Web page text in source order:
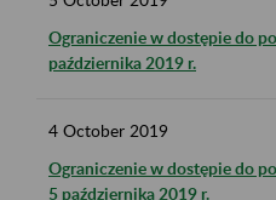
Ograniczenie w dostępie do
października 2019 r.
4 October 2019
Ograniczenie w dostępie do
5 października 2019 r.